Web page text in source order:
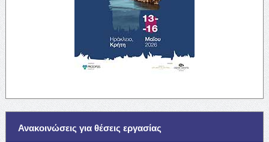
Ανακοινώσεις για θέσεις εργασίας